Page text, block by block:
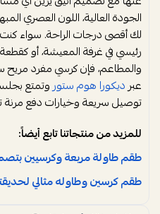
الجودة العالية، اللون العصري
لك أقصى درجات الراحة. سواء
رئيسي في غرفة المعيشة، أو
والمطاعم، فإن كرسي مفرد مريح
عبرديكورا هوم ستوروتمتع
توصيل سريعة وخيارات دفع مرنة
للمزيد من منتجاتنا تابع أيضاً:
طقم طاولة مربعة وكرسيين
طقم كرسين وطاوله مثالي